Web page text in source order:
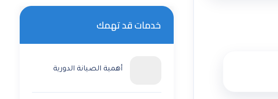
خدمات قد تهمك
أهمية الصيانة الدورية